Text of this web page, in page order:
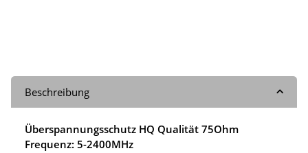
Beschreibung
Überspannungsschutz HQ Qualität 75Ohm
Frequenz: 5-2400MHz